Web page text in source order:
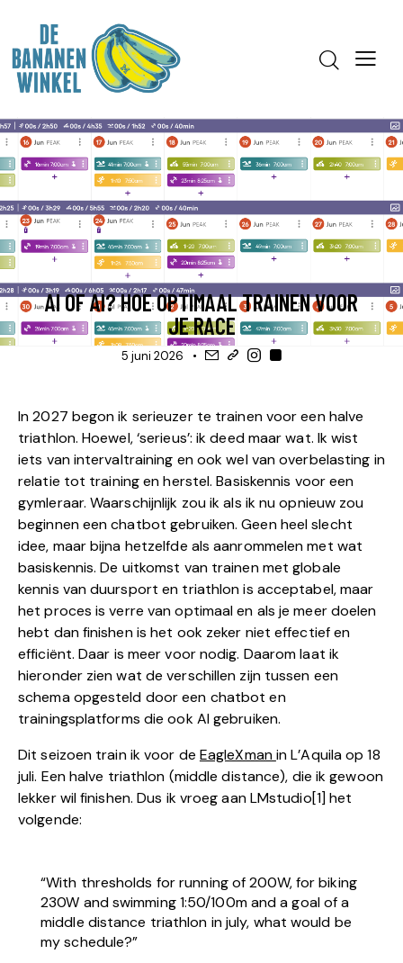
HULP, APPS & TOOLS
AI OF AI? HOE OPTIMAAL TRAINEN VOOR
JE RACE
5 juni 2026
In 2027 begon ik serieuzer te trainen voor een halve
triathlon. Hoewel, ‘serieus’: ik deed maar wat. Ik wist
iets van intervaltraining en ook wel van overbelasting in
relatie tot training en herstel. Basiskennis voor een
gymleraar. Waarschijnlijk zou ik als ik nu opnieuw zou
beginnen een chatbot gebruiken. Geen heel slecht
idee, maar bijna hetzelfde als aanrommelen met wat
basiskennis. De uitkomst van trainen met globale
kennis van duursport en triathlon is acceptabel, maar
het proces is verre van optimaal en als je meer doelen
hebt dan finishen is het ook zeker niet effectief en
efficiënt. Daar is meer voor nodig. Daarom laat ik
hieronder zien wat de verschillen zijn tussen een
schema opgesteld door een chatbot en
trainingsplatforms die ook AI gebruiken.
Dit seizoen train ik voor de EagleXmanin L’Aquila op 18
juli. Een halve triathlon (middle distance), die ik gewoon
lekker wil finishen. Dus ik vroeg aan LMstudio[1] het
volgende:
“With thresholds for running of 200W, for biking
230W and swimming 1:50/100m and a goal of a
middle distance triathlon in july, what would be
my schedule?”